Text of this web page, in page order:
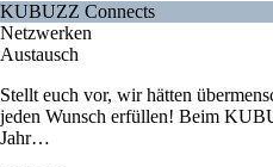
KUBUZZ Connects
Netzwerken
Austausch
Stellt euch vor, wir hätten
jeden Wunsch erfüllen! Beim
Jahr…